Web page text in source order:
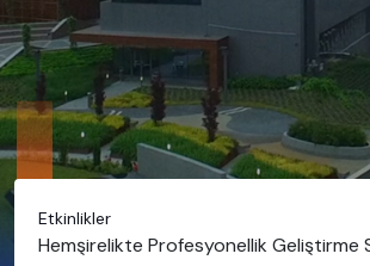
Etkinlikler
Hemşirelikte Profesyonellik Geliştirme